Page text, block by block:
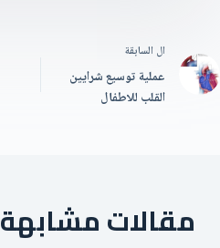
ال السابقة
عملية توسيع شرايين
القلب للاطفال
مقالات مشابهة